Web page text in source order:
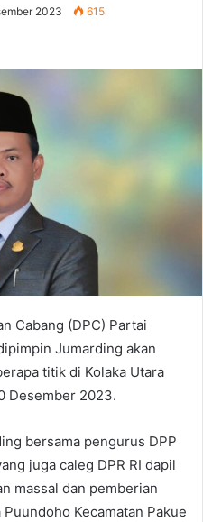
2023 615
Cabang (DPC) Partai
Jumarding akan
titik di Kolaka Utara
Desember 2023.
bersama pengurus DPP
juga caleg DPR RI dapil
massal dan pemberian
Kecamatan Pakue